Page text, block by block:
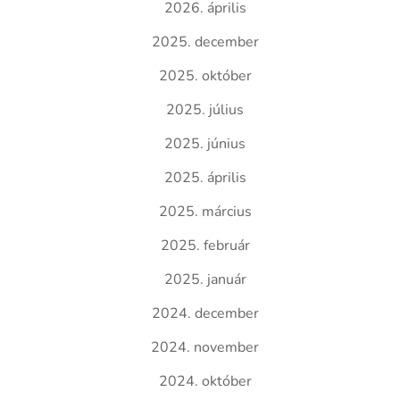
2026. április
2025. december
2025. október
2025. július
2025. június
2025. április
2025. március
2025. február
2025. január
2024. december
2024. november
2024. október